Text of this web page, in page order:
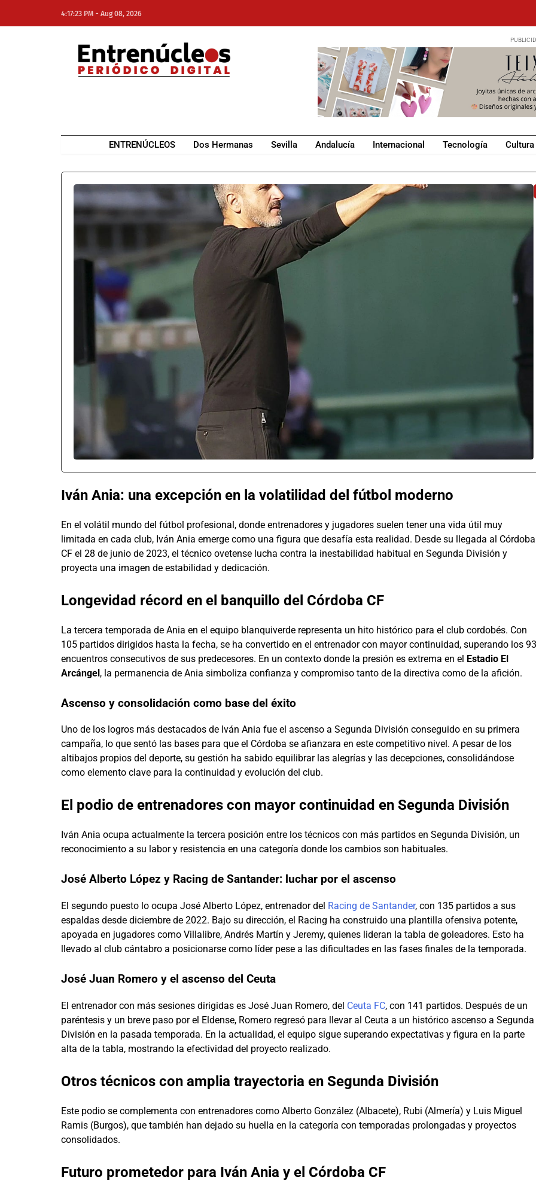
4:17:23 PM - Aug 08, 2026
ENTRENÚCLEOS Dos Hermanas Sevilla Andalucía Internacional Tecnología
Iván Ania: una excepción en la volatilidad del fútbol moderno
En el volátil mundo del fútbol profesional, donde entrenadores y jugadores suelen tener una vida útil muy
limitada en cada club, Iván Ania emerge como una figura que desafía esta realidad. Desde su llegada al Córdoba
CF el 28 de junio de 2023, el técnico ovetense lucha contra la inestabilidad habitual en Segunda División y
proyecta una imagen de estabilidad y dedicación.
Longevidad récord en el banquillo del Córdoba CF
La tercera temporada de Ania en el equipo blanquiverde representa un hito histórico para el club cordobés. Con
105 partidos dirigidos hasta la fecha, se ha convertido en el entrenador con mayor continuidad, superando los 93
encuentros consecutivos de sus predecesores. En un contexto donde la presión es extrema en el Estadio El
Arcángel, la permanencia de Ania simboliza confianza y compromiso tanto de la directiva como de la afición.
Ascenso y consolidación como base del éxito
Uno de los logros más destacados de Iván Ania fue el ascenso a Segunda División conseguido en su primera
campaña, lo que sentó las bases para que el Córdoba se afianzara en este competitivo nivel. A pesar de los
altibajos propios del deporte, su gestión ha sabido equilibrar las alegrías y las decepciones, consolidándose
como elemento clave para la continuidad y evolución del club.
El podio de entrenadores con mayor continuidad en Segunda División
Iván Ania ocupa actualmente la tercera posición entre los técnicos con más partidos en Segunda División, un
reconocimiento a su labor y resistencia en una categoría donde los cambios son habituales.
José Alberto López y Racing de Santander: luchar por el ascenso
El segundo puesto lo ocupa José Alberto López, entrenador del Racing de Santander, con 135 partidos a sus
espaldas desde diciembre de 2022. Bajo su dirección, el Racing ha construido una plantilla ofensiva potente,
apoyada en jugadores como Villalibre, Andrés Martín y Jeremy, quienes lideran la tabla de goleadores. Esto ha
llevado al club cántabro a posicionarse como líder pese a las dificultades en las fases finales de la temporada.
José Juan Romero y el ascenso del Ceuta
El entrenador con más sesiones dirigidas es José Juan Romero, del Ceuta FC, con 141 partidos. Después de un
paréntesis y un breve paso por el Eldense, Romero regresó para llevar al Ceuta a un histórico ascenso a Segunda
División en la pasada temporada. En la actualidad, el equipo sigue superando expectativas y figura en la parte
alta de la tabla, mostrando la efectividad del proyecto realizado.
Otros técnicos con amplia trayectoria en Segunda División
Este podio se complementa con entrenadores como Alberto González (Albacete), Rubi (Almería) y Luis Miguel
Ramis (Burgos), que también han dejado su huella en la categoría con temporadas prolongadas y proyectos
consolidados.
Futuro prometedor para Iván Ania y el Córdoba CF